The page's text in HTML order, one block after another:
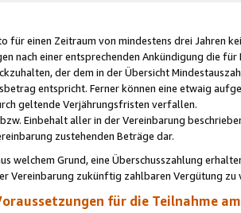
für einen Zeitraum von mindestens drei Jahren
nach einer entsprechenden Ankündigung die
der dem in der Übersicht
entspricht. Ferner können eine etwaig
geltende Verjährungsfristen verfallen.
Einbehalt aller in der Vereinbarung
zustehenden Beträge dar.
welchem Grund, eine Überschusszahlung
Vereinbarung zukünftig zahlbaren Vergütung zu
für die Teilnahme